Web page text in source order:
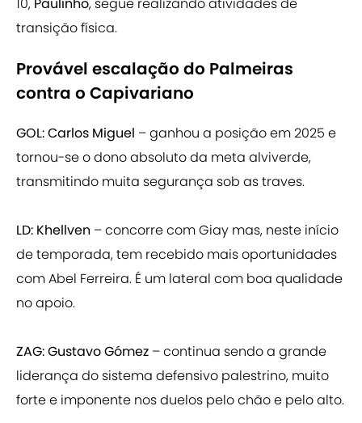
transição física.
Provável escalação do Palmeiras
contra o Capivariano
GOL: Carlos Miguel – ganhou a posição em 2025 e
tornou-se o dono absoluto da meta alviverde,
transmitindo muita segurança sob as traves.
LD: Khellven – concorre com Giay mas, neste início
de temporada, tem recebido mais oportunidades
com Abel Ferreira. É um lateral com boa qualidade
no apoio.
ZAG: Gustavo Gómez – continua sendo a grande
liderança do sistema defensivo palestrino, muito
forte e imponente nos duelos pelo chão e pelo alto.